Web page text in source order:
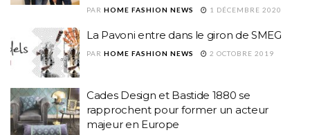
PAR HOME FASHION NEWS 1 DÉCEMBRE 2020
La Pavoni entre dans le giron de SMEG
PAR HOME FASHION NEWS 2 OCTOBRE 2019
Cades Design et Bastide 1880 se
rapprochent pour former un acteur
majeur en Europe